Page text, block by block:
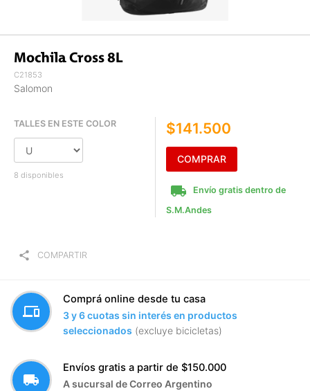
Mochila Cross 8L
C21853
Salomon
TALLES EN ESTE COLOR
8 disponibles
$141.500
COMPRAR
local_shipping
Envío gratis dentro de
S.M.Andes
share COMPARTIR
devices
Comprá online desde tu casa
3 y 6 cuotas sin interés en productos
seleccionados (excluye bicicletas)
local_shipping
Envíos gratis a partir de $150.000
A sucursal de Correo Argentino